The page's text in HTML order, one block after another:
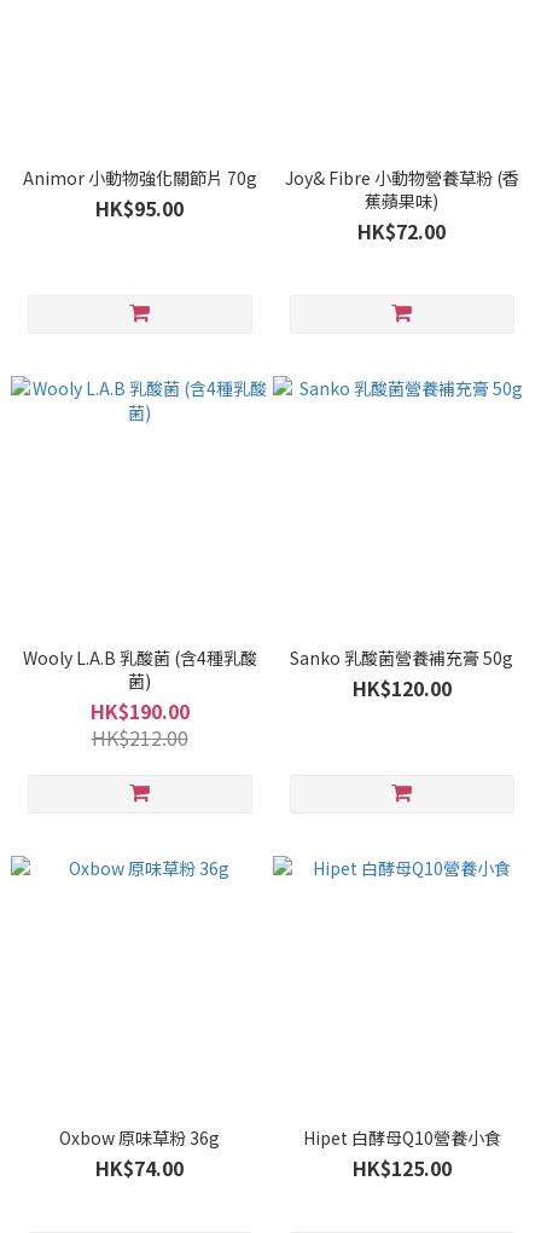
Animor 小動物強化關節片 70g
HK$95.00
Joy& Fibre 小動物營養草粉 (香
蕉蘋果味)
HK$72.00
Wooly L.A.B 乳酸菌 (含4種乳酸
菌)
HK$190.00
HK$212.00
Sanko 乳酸菌營養補充膏 50g
HK$120.00
Oxbow 原味草粉 36g
HK$74.00
Hipet 白酵母Q10營養小食
HK$125.00